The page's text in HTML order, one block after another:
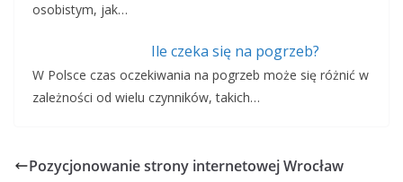
osobistym, jak…
Ile czeka się na pogrzeb?
W Polsce czas oczekiwania na pogrzeb może się różnić w
zależności od wielu czynników, takich…
Pozycjonowanie strony internetowej Wrocław